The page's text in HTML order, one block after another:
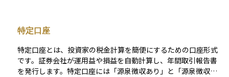
24年以降は新NISAへ一本化されています。既存口座は当面非課
税運用を継続できますが、追加買付には制限がある点に注意が
必要です。
特定口座
特定口座とは、投資家の税金計算を簡便にするための口座形式
です。証券会社が運用益や損益を自動計算し、年間取引報告書
を発行します。特定口座には「源泉徴収あり」と「源泉徴収な